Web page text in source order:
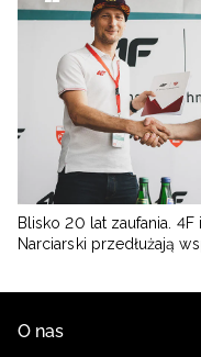
Blisko 20 lat zaufania.
Narciarski przedłużają
O nas